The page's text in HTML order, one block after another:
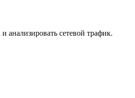
анализировать сетевой трафик.